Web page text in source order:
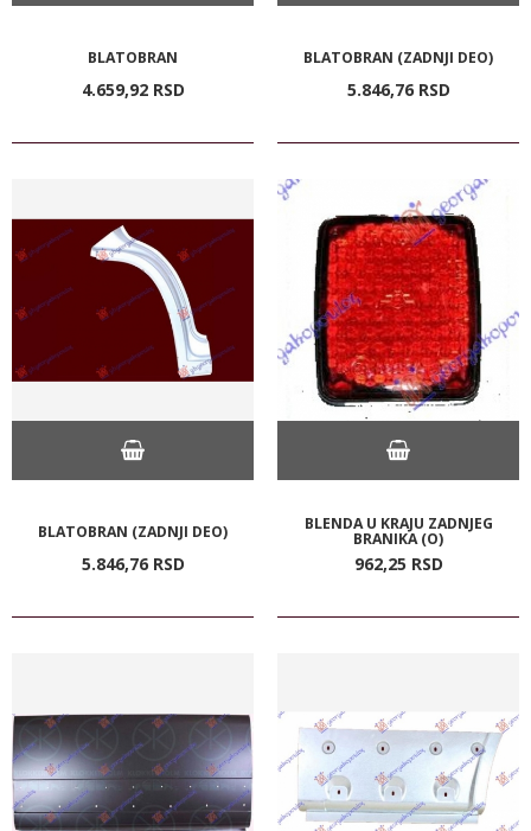
BLATOBRAN
4.659,92 RSD
BLATOBRAN (ZADNJI DEO)
5.846,76 RSD
BLATOBRAN (ZADNJI DEO)
5.846,76 RSD
BLENDA U KRAJU ZADNJEG
BRANIKA (O)
962,25 RSD